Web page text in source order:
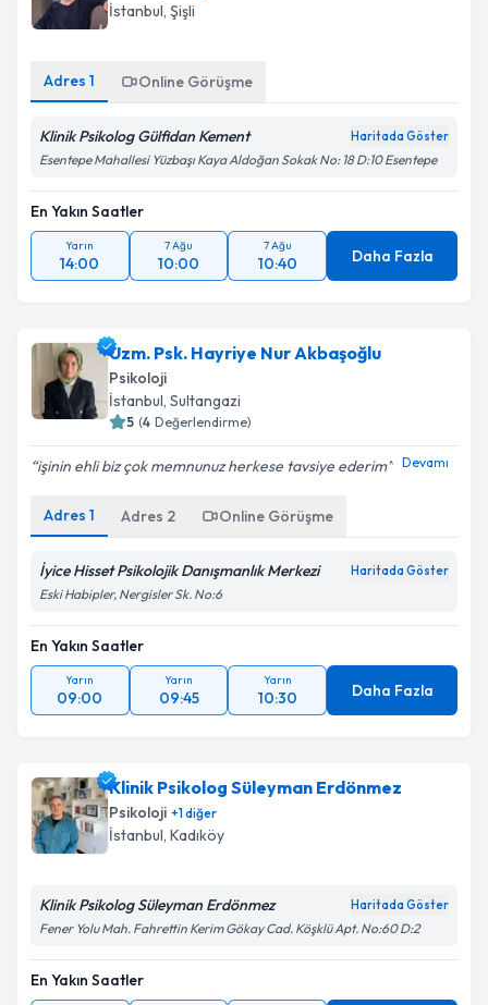
İstanbul, Şişli
Adres 1 Online Görüşme
Klinik Psikolog Gülfidan Kement Haritada Göster
Esentepe Mahallesi Yüzbaşı Kaya Aldoğan Sokak No: 18 D:10 Esentepe
En Yakın Saatler
Yarın
14:00
7 Ağu
10:00
7 Ağu
10:40 Daha Fazla
Uzm. Psk. Hayriye Nur Akbaşoğlu
Psikoloji
İstanbul, Sultangazi
5 (4 Değerlendirme)
işinin ehli biz çok memnunuz herkese tavsiye ederim Devamı
Adres 1 Adres 2 Online Görüşme
İyice Hisset Psikolojik Danışmanlık Merkezi Haritada Göster
Eski Habipler, Nergisler Sk. No:6
En Yakın Saatler
Yarın
09:00
Yarın
09:45
Yarın
10:30 Daha Fazla
Klinik Psikolog Süleyman Erdönmez
Psikoloji +1diğer
İstanbul, Kadıköy
Klinik Psikolog Süleyman Erdönmez Haritada Göster
Fener Yolu Mah. Fahrettin Kerim Gökay Cad. Köşklü Apt. No:60 D:2
En Yakın Saatler